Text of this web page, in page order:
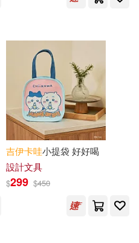
エイコー(1)
パレード(1)
吉伊卡哇小提袋 好好喝
設計文具
$299 $450